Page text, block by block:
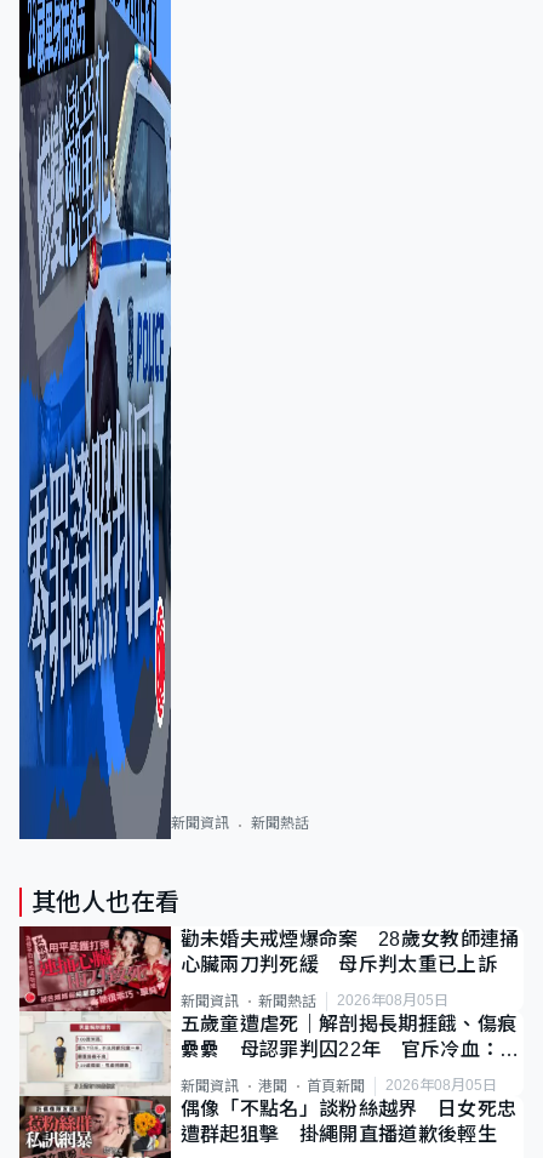
新聞資訊 新聞熱話
其他人也在看
勸未婚夫戒煙爆命案 28歲女教師連捅
心臟兩刀判死緩 母斥判太重已上訴
新聞資訊 新聞熱話 2026年08月05日
五歲童遭虐死｜解剖揭長期捱餓、傷痕
纍纍 母認罪判囚22年 官斥冷血：同
類案最惡劣
新聞資訊 港聞 首頁新聞 2026年08月05日
偶像「不點名」談粉絲越界 日女死忠
遭群起狙擊 掛繩開直播道歉後輕生